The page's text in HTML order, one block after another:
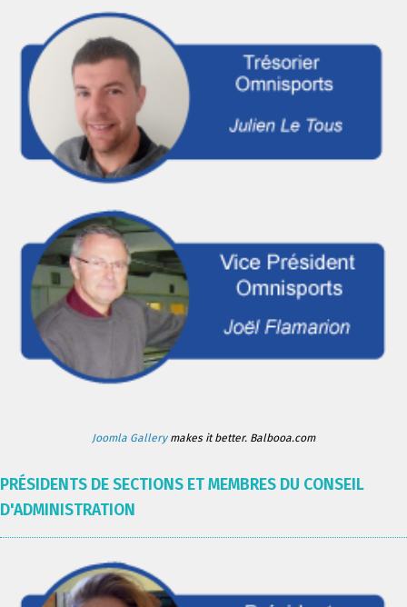
Joomla Gallerymakes it better. Balbooa.com
PRÉSIDENTS DE SECTIONS ET MEMBRES DU CONSEIL
D'ADMINISTRATION